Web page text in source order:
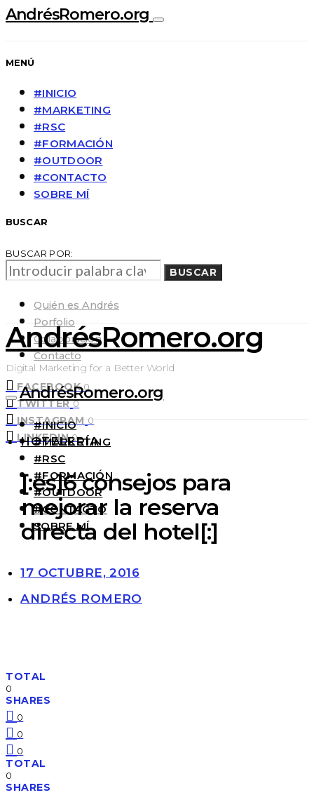
AndrésRomero.org
MENÚ
#INICIO
#MARKETING
#RSC
#FORMACIÓN
#OUTDOOR
#CONTACTO
SOBRE MÍ
BUSCAR
BUSCAR POR:
BUSCAR
Quién es Andrés
Porfolio
Colaboración
Contacto
FACEBOOK 0
TWITTER 0
INSTAGRAM 0
LINKEDIN 0
AndrésRomero.org
Digital Marketing for a Better World
AndrésRomero.org
#INICIO
#MARKETING
#RSC
#FORMACIÓN
#OUTDOOR
#CONTACTO
SOBRE MÍ
HOTELERÍA
[:es]6 consejos para
mejorar la reserva
directa del hotel[:]
17 OCTUBRE, 2016
ANDRÉS ROMERO
TOTAL
0
SHARES
0
0
0
TOTAL
0
SHARES